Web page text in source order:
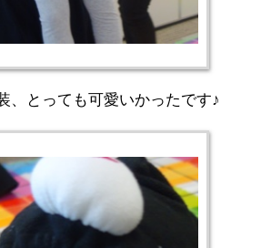
、とっても可愛いかったです♪